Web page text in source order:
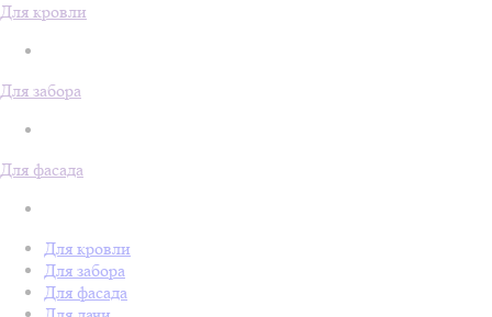
Для кровли
Для забора
Для фасада
Для кровли
Для забора
Для фасада